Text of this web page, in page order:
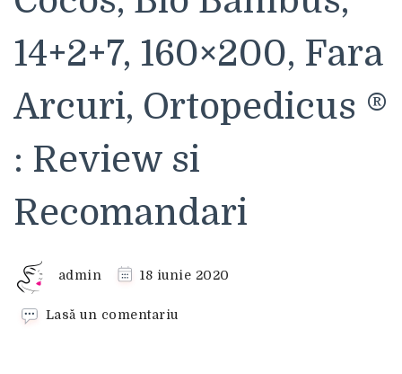
14+2+7, 160×200, Fara
Arcuri, Ortopedicus ®
: Review si
Recomandari
admin 18 iunie 2020
Lasă un comentariu